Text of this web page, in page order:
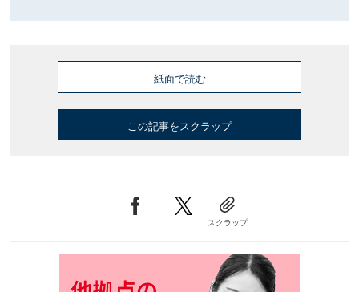
紙面で読む
この記事をスクラップ
スクラップ